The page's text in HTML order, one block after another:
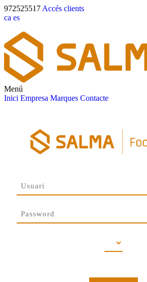
972525517 Accés clients
ca es
Menú
Inici Empresa Marques Contacte